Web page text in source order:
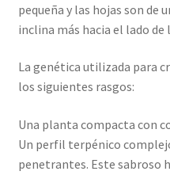
pequeña y las hojas son de
inclina más hacia el lado de
La genética utilizada para
los siguientes rasgos:
Una planta compacta con
Un perfil terpénico
penetrantes. Este sabroso